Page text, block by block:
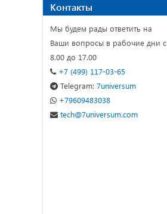
Контакты
Мы будем рады ответить на
Ваши вопросы в рабочие дни с
8.00 до 17.00
+7 (499) 117-03-65
Telegram: 7universum
+79609483038
tech@7universum.com